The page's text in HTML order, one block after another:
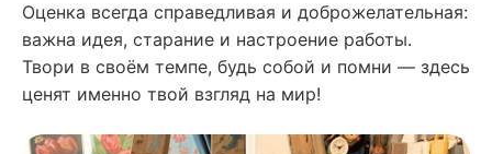
Оценка всегда справедливая и доброжелательная:
важна идея, старание и настроение работы.
Твори в своём темпе, будь собой и помни — здесь
ценят именно твой взгляд на мир!